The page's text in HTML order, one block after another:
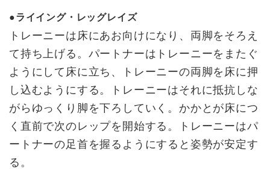
●ライイング・レッグレイズ
トレーニーは床にあお向けになり、両脚をそろえ
て持ち上げる。パートナーはトレーニーをまたぐ
ようにして床に立ち、トレーニーの両脚を床に押
し込むようにする。トレーニーはそれに抵抗しな
がらゆっくり脚を下ろしていく。かかとが床につ
く直前で次のレップを開始する。トレーニーはパ
ートナーの足首を握るようにすると姿勢が安定す
る。